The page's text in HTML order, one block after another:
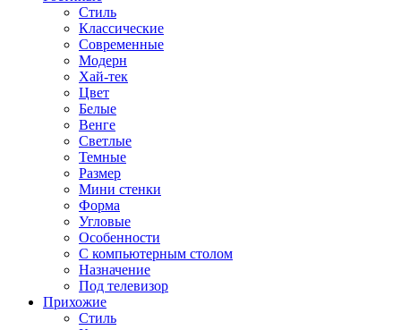
Стиль
Классические
Современные
Модерн
Хай-тек
Цвет
Белые
Венге
Светлые
Темные
Размер
Мини стенки
Форма
Угловые
Особенности
С компьютерным столом
Назначение
Под телевизор
Прихожие
Стиль